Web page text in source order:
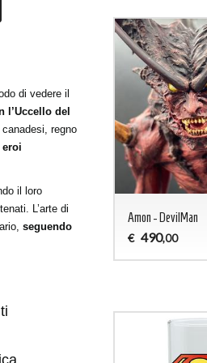
di vedere il
l’Uccello del
regno
il loro
L’arte di
seguendo
Amon - DevilMan
€ 490,00